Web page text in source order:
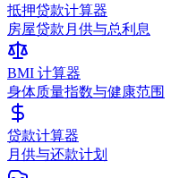
抵押贷款计算器
房屋贷款月供与总利息
BMI 计算器
身体质量指数与健康范围
贷款计算器
月供与还款计划